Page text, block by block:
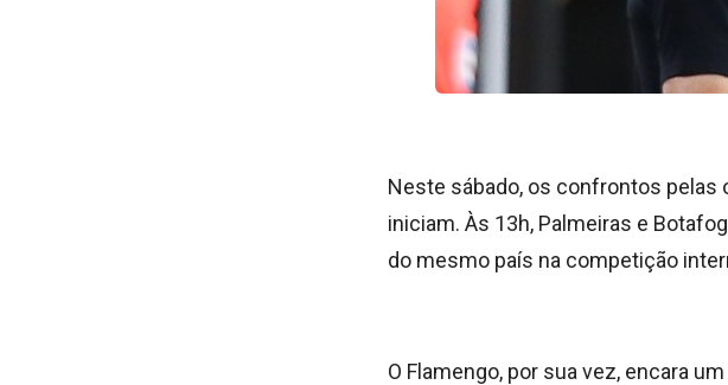
Neste sábado, os confrontos pelas
iniciam. Às 13h, Palmeiras e
do mesmo país na competição
O Flamengo, por sua vez, encara